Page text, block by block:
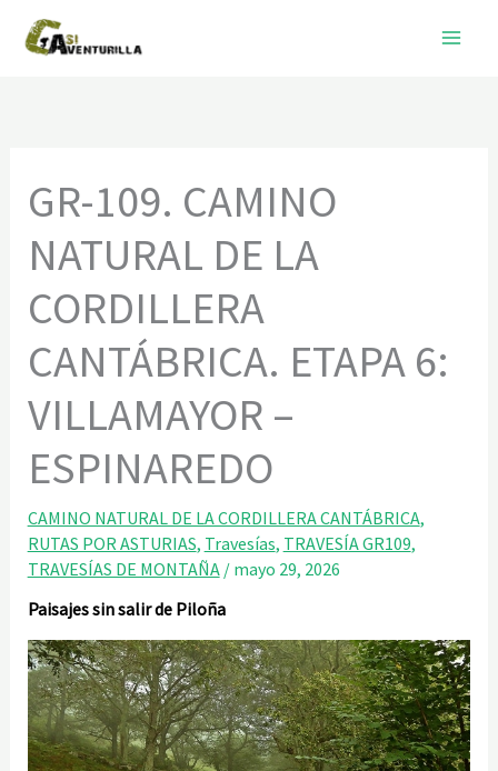
contenido
GR-109. CAMINO
NATURAL DE LA
CORDILLERA
CANTÁBRICA. ETAPA 6:
VILLAMAYOR –
ESPINAREDO
CAMINO NATURAL DE LA CORDILLERA CANTÁBRICA,
RUTAS POR ASTURIAS, Travesías, TRAVESÍA GR109,
TRAVESÍAS DE MONTAÑA/ mayo 29, 2026
Paisajes sin salir de Piloña